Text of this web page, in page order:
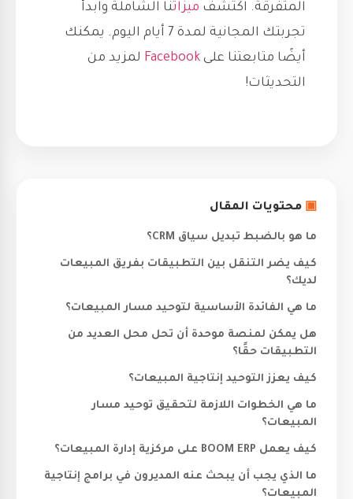
المتفرقة. اكتشف ميزاتنا الشاملة وابدأ
تجربتك المجانية لمدة 7 أيام اليوم. يمكنك
أيضًا متابعتنا على Facebook لمزيد من
التحديثات!
▣ محتويات المقال
ما هو بالضبط تبديل سياق CRM؟
كيف يضر التنقل بين التطبيقات بفريق المبيعات
لديك؟
ما هي الفائدة الأساسية لتوحيد مسار المبيعات؟
هل يمكن لمنصة موحدة أن تحل محل العديد من
التطبيقات حقًا؟
كيف يعزز التوحيد إنتاجية المبيعات؟
ما هي الخطوات اللازمة لتحقيق توحيد مسار
المبيعات؟
كيف يعمل BOOM ERP على مركزية إدارة المبيعات؟
ما الذي يجب أن يبحث عنه المديرون في برامج إنتاجية
المبيعات؟